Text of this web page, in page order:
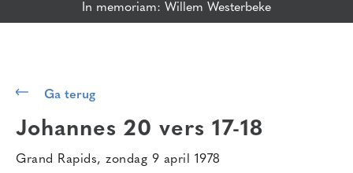
In memoriam: Willem Westerbeke
Ga terug
Johannes 20 vers 17-18
Grand Rapids, zondag 9 april 1978